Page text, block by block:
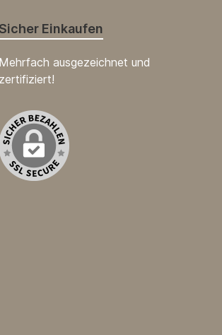
Einkaufen
Mehrfach ausgezeichnet und
zertifiziert!